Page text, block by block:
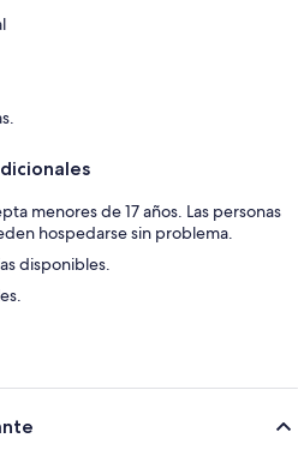
menores de 17 años. Las personas
hospedarse sin problema.
disponibles.